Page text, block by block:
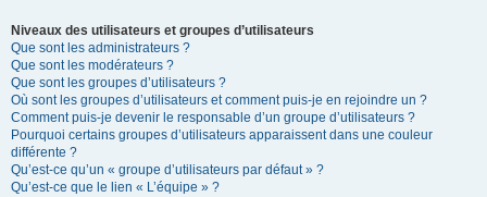
Niveaux des utilisateurs et groupes d’utilisateurs
Que sont les administrateurs ?
Que sont les modérateurs ?
Que sont les groupes d’utilisateurs ?
Où sont les groupes d’utilisateurs et comment puis-je en rejoindre un ?
Comment puis-je devenir le responsable d’un groupe d’utilisateurs ?
Pourquoi certains groupes d’utilisateurs apparaissent dans une couleur
différente ?
Qu’est-ce qu’un « groupe d’utilisateurs par défaut » ?
Qu’est-ce que le lien « L’équipe » ?